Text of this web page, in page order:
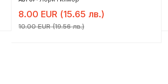
8.00 EUR (15.65 лв.)
10.00 EUR (19.56 лв.)